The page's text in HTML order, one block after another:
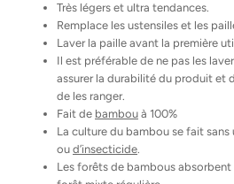
Très légers et ultra tendances.
Remplace les ustensiles et les
Laver la paille avant la première
Il est préférable de ne pas les
assurer la durabilité du produit et
de les ranger.
Fait de bambou à 100%
La culture du bambou se fait
ou d’insecticide.
Les forêts de bambous absorbent